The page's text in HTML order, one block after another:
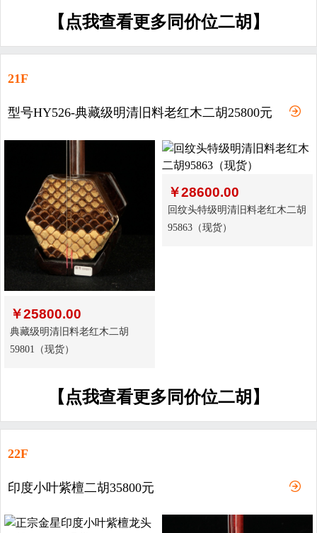
【点我查看更多同价位二胡】
21F
型号HY526-典藏级明清旧料老红木二胡25800元
￥25800.00
典藏级明清旧料老红木二胡
59801（现货）
￥28600.00
回纹头特级明清旧料老红木二胡
95863（现货）
【点我查看更多同价位二胡】
22F
印度小叶紫檀二胡35800元